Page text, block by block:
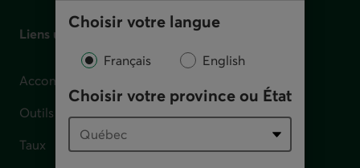
Choisir votre langue
Français English
Choisir votre province ou État
Liens utiles
Accompagnement en cas de difficulté financière
Outils et calculateurs
Taux